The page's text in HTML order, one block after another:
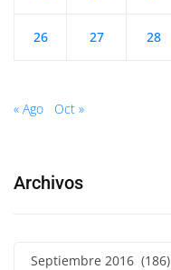
26 27 28
« Ago Oct »
Archivos
Septiembre 2016 (186)